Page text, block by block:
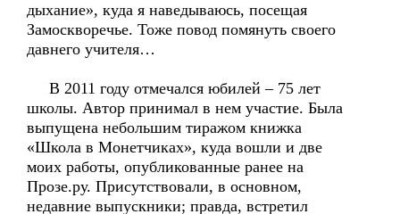
дыхание», куда я наведываюсь, посещая
Замоскворечье. Тоже повод помянуть своего
давнего учителя…
В 2011 году отмечался юбилей – 75 лет
школы. Автор принимал в нем участие. Была
выпущена небольшим тиражом книжка
«Школа в Монетчиках», куда вошли и две
моих работы, опубликованные ранее на
Прозе.ру. Присутствовали, в основном,
недавние выпускники; правда, встретил